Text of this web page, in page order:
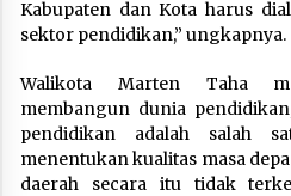
Kabupaten dan Kota harus
sektor pendidikan,” ungkapnya.
Walikota Marten Taha
membangun dunia
pendidikan adalah salah
menentukan kualitas masa
daerah secara itu tidak